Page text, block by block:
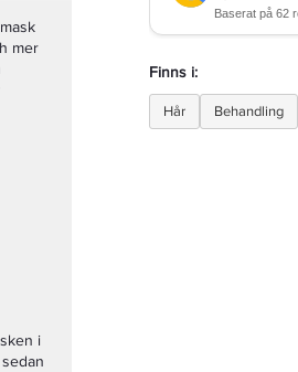
mer
i
Finns i:
Hår Behandling